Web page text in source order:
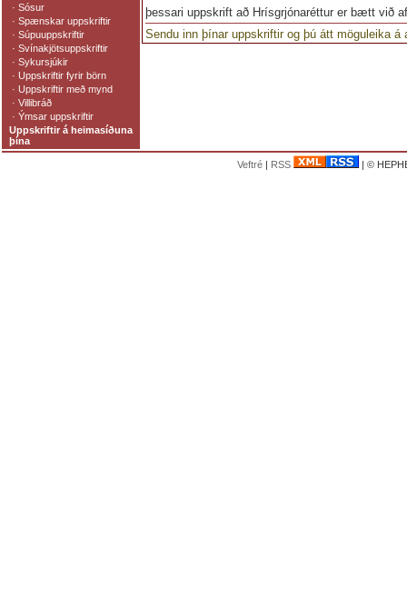
þessari uppskrift að Hrísgrjónaréttur er bætt við
Sendu inn þínar uppskriftir og þú átt möguleika
· Sósur
· Spænskar uppskriftir
· Súpuuppskriftir
· Svínakjötsuppskriftir
· Sykursjúkir
· Uppskriftir fyrir börn
· Uppskriftir með mynd
· Villibráð
· Ýmsar uppskriftir
Uppskriftir á heimasíðuna
þína
Veftré| RSS | ©